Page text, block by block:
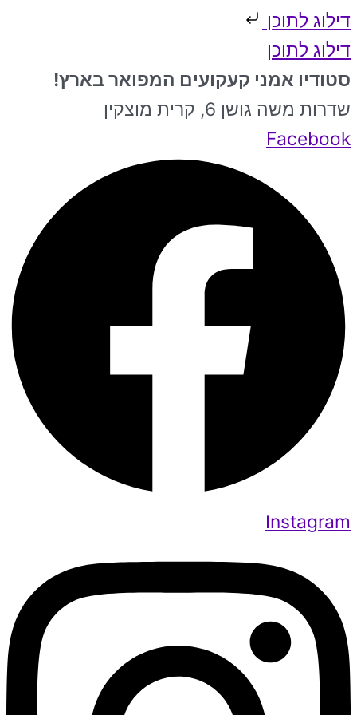
דילוג לתוכן
דילוג לתוכן
סטודיו אמני קעקועים המפואר בארץ!
שדרות משה גושן 6, קרית מוצקין
Facebook
Instagram